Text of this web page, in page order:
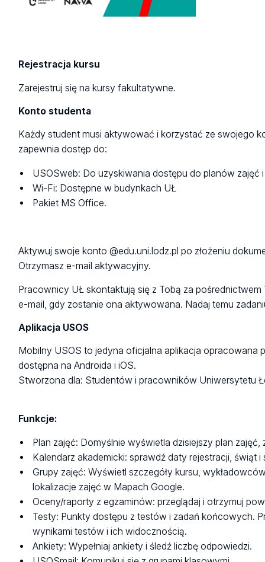
Rejestracja kursu
Zarejestruj się na kursy fakultatywne.
Konto studenta
Każdy student musi aktywować i korzystać ze swojego
zapewnia dostęp do:
USOSweb: Do uzyskiwania dostępu do planów zajęć
Wi-Fi: Dostępne w budynkach UŁ
Pakiet MS Office.
Aktywuj swoje konto @edu.uni.lodz.pl po złożeniu
Otrzymasz e-mail aktywacyjny.
Pracownicy UŁ skontaktują się z Tobą za
e-mail, gdy zostanie ona aktywowana. Nadaj temu
Aplikacja USOS
Mobilny USOS to jedyna oficjalna aplikacja opracowana
dostępna na Androida i iOS.
Stworzona dla: Studentów i pracowników Uniwersytetu
Funkcje:
Plan zajęć: Domyślnie wyświetla dzisiejszy plan
Kalendarz akademicki: sprawdź daty rejestracji, świąt
Grupy zajęć: Wyświetl szczegóły kursu,
lokalizacje zajęć w Mapach Google.
Oceny/raporty z egzaminów: przeglądaj i otrzymuj
Testy: Punkty dostępu z testów i zadań końcowych.
wynikami testów i ich widocznością.
Ankiety: Wypełniaj ankiety i śledź liczbę odpowiedzi.